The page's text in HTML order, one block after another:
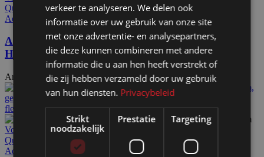
Quick view
Add to wishlist
Akoestische wand vilt witgrijs op voeten
HxB190x130cm
Artikelnummer: 155100€444,00 Excl. BTW
Voeg toe aan offerteaanvraag
Quick view
Add to wishlist
verkeer te analyseren. We delen ook
informatie over uw gebruik van onze site
met onze advertentie- en analysepartners,
die deze kunnen combineren met andere
informatie die u aan hen heeft verstrekt of
die zij hebben verzameld door uw gebruik
van hun diensten. Privacybeleid
Strikt
noodzakelijk
Prestatie Targeting